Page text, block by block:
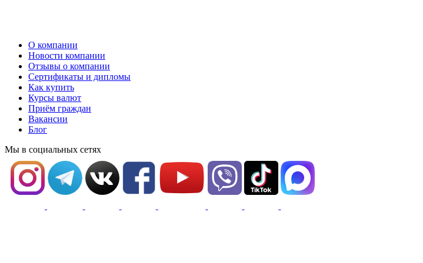
О компании
Новости компании
Отзывы о компании
Сертификаты и дипломы
Как купить
Курсы валют
Приём граждан
Вакансии
Блог
Мы в социальных сетях